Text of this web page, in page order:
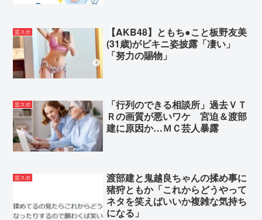
芸スポ
【AKB48】ともち●こと板野友美
(31歳)がビキニ姿披露「凄い」
「努力の賜物」
芸スポ
「行列のできる相談所」過去ＶＴ
Ｒの画質が悪いワケ 宮迫＆渡部
建に原因か…ＭＣ芸人暴露
芸スポ
渡部建と鬼越良ちゃんの揉め事に
猪狩ともか「これからどうやって
ネタを笑えばいいか複雑な気持ち
になる」